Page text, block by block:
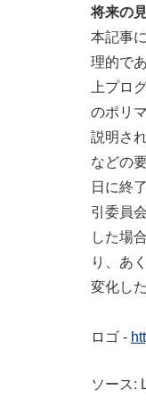
将来の
本記事
理的で
上プロ
のポリ
説明さ
などの
日に終
引委員
した場
り、あ
変化し
ロゴ -
ソース: